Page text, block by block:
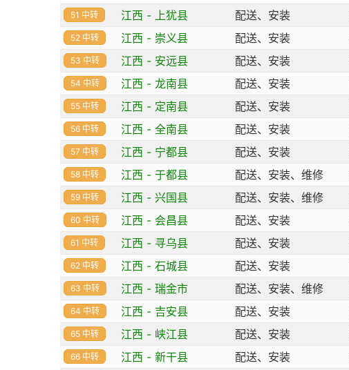
51 中转 江西 - 上犹县 配送、安装
52 中转 江西 - 崇义县 配送、安装
53 中转 江西 - 安远县 配送、安装
54 中转 江西 - 龙南县 配送、安装
55 中转 江西 - 定南县 配送、安装
56 中转 江西 - 全南县 配送、安装
57 中转 江西 - 宁都县 配送、安装
58 中转 江西 - 于都县 配送、安装、维修
59 中转 江西 - 兴国县 配送、安装、维修
60 中转 江西 - 会昌县 配送、安装
61 中转 江西 - 寻乌县 配送、安装
62 中转 江西 - 石城县 配送、安装
63 中转 江西 - 瑞金市 配送、安装、维修
64 中转 江西 - 吉安县 配送、安装
65 中转 江西 - 峡江县 配送、安装
66 中转 江西 - 新干县 配送、安装